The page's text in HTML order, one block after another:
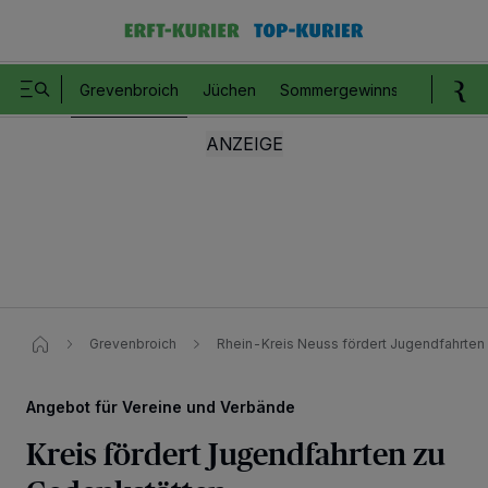
Grevenbroich Jüchen Sommergewinnspiel
Grevenbroich Rhein-Kreis Neuss fördert
Angebot für Vereine und Verbände
Kreis fördert Jugendfahrten zu